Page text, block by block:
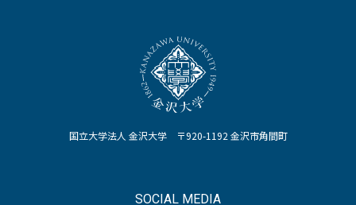
国立大学法人 金沢大学 〒920-1192 金沢市角間町
SOCIAL MEDIA